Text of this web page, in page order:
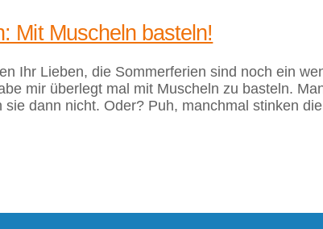
Mit Muscheln basteln!
Ihr Lieben, die Sommerferien sind noch ein
mir überlegt mal mit Muscheln zu basteln.
dann nicht. Oder? Puh, manchmal stinken